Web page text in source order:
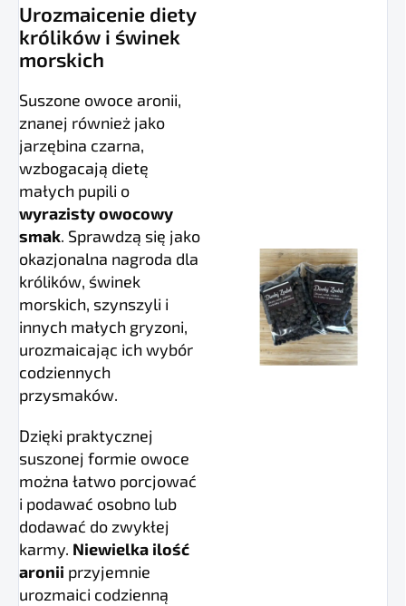
Urozmaicenie diety
królików i świnek
morskich
Suszone owoce aronii,
znanej również jako
jarzębina czarna,
wzbogacają dietę
małych pupili o
wyrazisty owocowy
smak. Sprawdzą się jako
okazjonalna nagroda dla
królików, świnek
morskich, szynszyli i
innych małych gryzoni,
urozmaicając ich wybór
codziennych
przysmaków.
Dzięki praktycznej
suszonej formie owoce
można łatwo porcjować
i podawać osobno lub
dodawać do zwykłej
karmy. Niewielka ilość
aronii przyjemnie
urozmaici codzienną